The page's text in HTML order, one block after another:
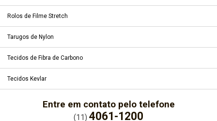
Rolos de Filme Stretch
Tarugos de Nylon
Tecidos de Fibra de Carbono
Tecidos Kevlar
Entre em contato pelo telefone
(11) 4061-1200